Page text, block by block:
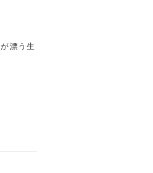
漂う生